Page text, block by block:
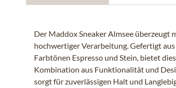
Der Maddox Sneaker Almsee überzeugt
hochwertiger Verarbeitung. Gefertigt
Farbtönen Espresso und Stein, bietet
Kombination aus Funktionalität und
sorgt für zuverlässigen Halt und